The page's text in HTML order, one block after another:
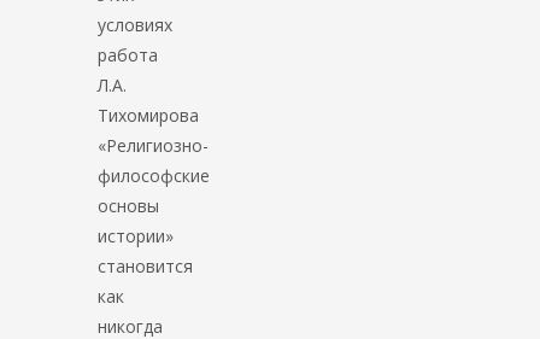
условиях
работа
Л.А.
Тихомирова
«Религиозно-
философские
основы
истории»
становится
как
никогда